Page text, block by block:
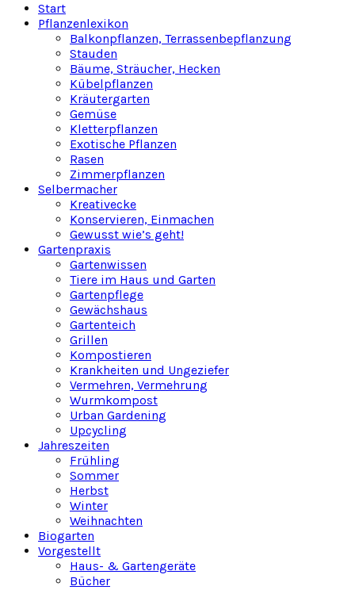
Start
Pflanzenlexikon
Balkonpflanzen, Terrassenbepflanzung
Stauden
Bäume, Sträucher, Hecken
Kübelpflanzen
Kräutergarten
Gemüse
Kletterpflanzen
Exotische Pflanzen
Rasen
Zimmerpflanzen
Selbermacher
Kreativecke
Konservieren, Einmachen
Gewusst wie’s geht!
Gartenpraxis
Gartenwissen
Tiere im Haus und Garten
Gartenpflege
Gewächshaus
Gartenteich
Grillen
Kompostieren
Krankheiten und Ungeziefer
Vermehren, Vermehrung
Wurmkompost
Urban Gardening
Upcycling
Jahreszeiten
Frühling
Sommer
Herbst
Winter
Weihnachten
Biogarten
Vorgestellt
Haus- & Gartengeräte
Bücher